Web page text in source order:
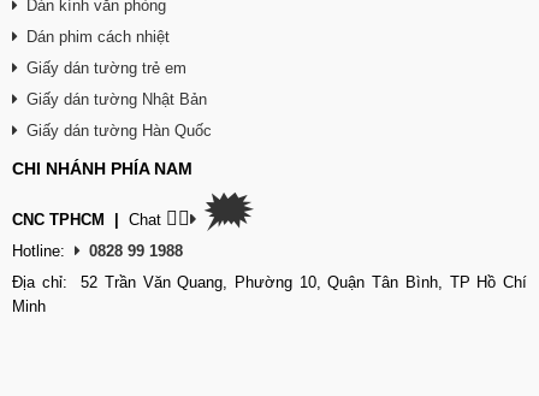
Dán kính văn phòng
Dán phim cách nhiệt
Giấy dán tường trẻ em
Giấy dán tường Nhật Bản
Giấy dán tường Hàn Quốc
CHI NHÁNH PHÍA NAM
CNC TPHCM Chat 👉🏽 🗯
Hotline:
0828 99 1988
Địa chỉ: 52 Trần Văn Quang, Phường 10, Quận Tân Bình, TP Hồ Chí
Minh